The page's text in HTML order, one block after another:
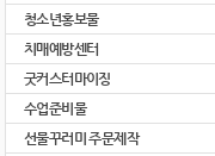
23
청소년홍보물
치매예방센터
굿커스터마이징
수업준비물
선물꾸러미 주문제작